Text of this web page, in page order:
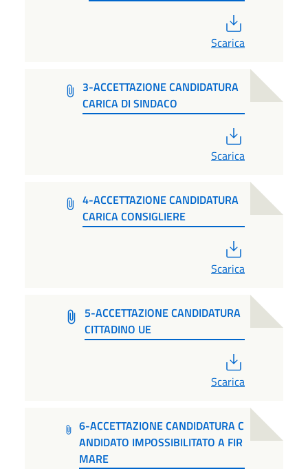
Scarica
3-ACCETTAZIONE CANDIDATURA
CARICA DI SINDACO
Scarica
4-ACCETTAZIONE CANDIDATURA
CARICA CONSIGLIERE
Scarica
5-ACCETTAZIONE CANDIDATURA
CITTADINO UE
Scarica
6-ACCETTAZIONE CANDIDATURA C
ANDIDATO IMPOSSIBILITATO A FIR
MARE